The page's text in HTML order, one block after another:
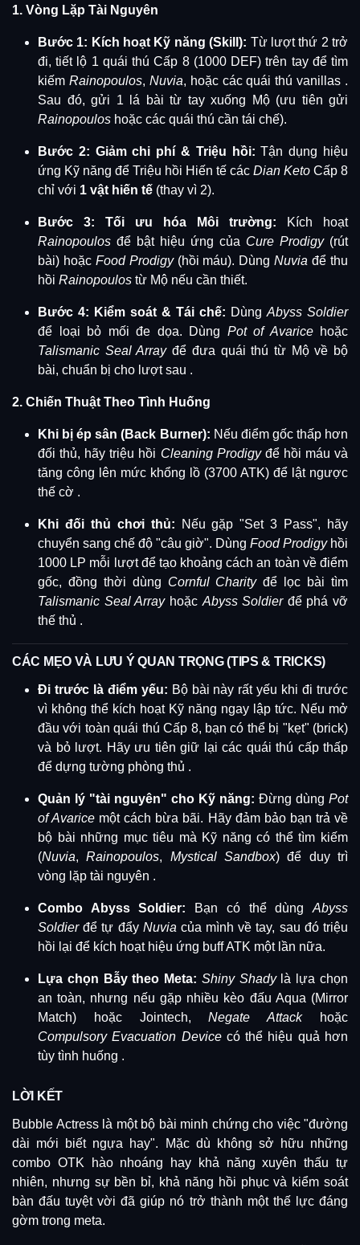
1. Vòng Lặp Tài Nguyên
Bước 1: Kích hoạt Kỹ năng (Skill): Từ lượt thứ 2 trở
đi, tiết lộ 1 quái thú Cấp 8 (1000 DEF) trên tay để tìm
kiếm Rainopoulos, Nuvia, hoặc các quái thú vanillas .
Sau đó, gửi 1 lá bài từ tay xuống Mộ (ưu tiên gửi
Rainopoulos hoặc các quái thú cần tái chế).
Bước 2: Giảm chi phí & Triệu hồi: Tận dụng hiệu
ứng Kỹ năng để Triệu hồi Hiến tế các Dian Keto Cấp 8
chỉ với 1 vật hiến tế (thay vì 2).
Bước 3: Tối ưu hóa Môi trường: Kích hoạt
Rainopoulos để bật hiệu ứng của Cure Prodigy(rút
bài) hoặc Food Prodigy(hồi máu). DùngNuvia để thu
hồi Rainopoulos từ Mộ nếu cần thiết.
Bước 4: Kiểm soát & Tái chế: Dùng Abyss Soldier
để loại bỏ mối đe dọa.
Dùng Pot of Avaricehoặc
Talismanic Seal Arrayđể đưa quái thú từ Mộ về bộ
bài, chuẩn bị cho lượt sau .
2. Chiến Thuật Theo Tình Huống
Khi bị ép sân (Back Burner): Nếu điểm gốc thấp hơn
đối thủ, hãy triệu hồi Cleaning Prodigyđể hồi máu và
tăng công lên mức khổng lồ (3700 ATK) để lật ngược
thế cờ .
Khi đối thủ chơi thủ: Nếu gặp "Set 3 Pass", hãy
chuyển sang chế độ "câu giờ". Dùng Food Prodigyhồi
1000 LP mỗi lượt để tạo khoảng cách an toàn về điểm
gốc, đồng thời dùng Cornful Charityđể lọc bài tìm
Talismanic Seal Arrayhoặc Abyss Soldierđể phá vỡ
thế thủ .
CÁC MẸO VÀ LƯU Ý QUAN TRỌNG (TIPS & TRICKS)
Đi trước là điểm yếu: Bộ bài này rất yếu khi đi trước
vì không thể kích hoạt Kỹ năng ngay lập tức. Nếu mở
đầu với toàn quái thú Cấp 8, bạn có thể bị "kẹt" (brick)
và bỏ lượt. Hãy ưu tiên giữ lại các quái thú cấp thấp
để dựng tường phòng thủ .
Quản lý "tài nguyên" cho Kỹ năng: Đừng dùng Pot
of Avarice một cách bừa bãi. Hãy đảm bảo bạn trả về
bộ bài những mục tiêu mà Kỹ năng có thể tìm kiếm
(Nuvia,Rainopoulos, Mystical Sandbox) để duy trì
vòng lặp tài nguyên .
Combo Abyss Soldier: Bạn có thể dùngAbyss
Soldierđể tự đẩy Nuvia của mình về tay, sau đó triệu
hồi lại để kích hoạt hiệu ứng buff ATK một lần nữa.
Lựa chọn Bẫy theo Meta: Shiny Shadylà lựa chọn
an toàn, nhưng nếu gặp nhiều kèo đấu Aqua (Mirror
Match) hoặc Jointech,Negate Attackhoặc
Compulsory Evacuation Devicecó thể hiệu quả hơn
tùy tình huống .
LỜI KẾT
Bubble Actress là một bộ bài minh chứng cho việc "đường
dài mới biết ngựa hay".
Mặc dù không sở hữu những
combo OTK hào nhoáng hay khả năng xuyên thấu tự
nhiên, nhưng sự bền bỉ, khả năng hồi phục và kiểm soát
bàn đấu tuyệt vời đã giúp nó trở thành một thế lực đáng
gờm trong meta.